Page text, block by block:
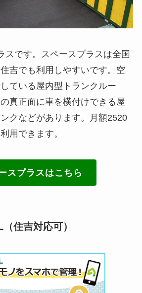
スです。スペースプラスは全国
吉でも利用しやすいです。空
ている屋内型トランクルー
真正面に車を横付けできる屋
クなどがあります。月額2520
用できます。
スプラスはこちら
住吉対応可）